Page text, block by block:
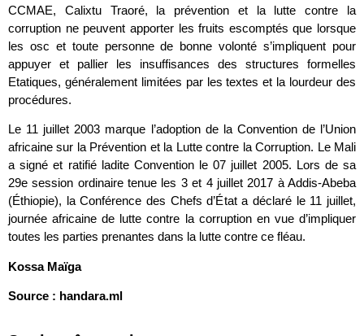
CCMAE, Calixtu Traoré, la prévention et la lutte contre la
corruption ne peuvent apporter les fruits escomptés que lorsque
les osc et toute personne de bonne volonté s’impliquent pour
appuyer et pallier les insuffisances des structures formelles
Etatiques, généralement limitées par les textes et la lourdeur des
procédures.
Le 11 juillet 2003 marque l’adoption de la Convention de l’Union
africaine sur la Prévention et la Lutte contre la Corruption. Le Mali
a signé et ratifié ladite Convention le 07 juillet 2005. Lors de sa
29e session ordinaire tenue les 3 et 4 juillet 2017 à Addis-Abeba
(Éthiopie), la Conférence des Chefs d’État a déclaré le 11 juillet,
journée africaine de lutte contre la corruption en vue d’impliquer
toutes les parties prenantes dans la lutte contre ce fléau.
Kossa Maïga
Source : handara.ml